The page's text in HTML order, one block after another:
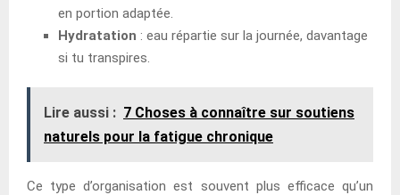
en portion adaptée.
Hydratation : eau répartie sur la journée, davantage
si tu transpires.
Lire aussi : 7 Choses à connaître sur soutiens
naturels pour la fatigue chronique
Ce type d’organisation est souvent plus efficace qu’un